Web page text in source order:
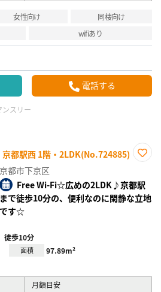
女性向け
同棲向け
wifiあり
電話する
スリー
都駅西 1階・2LDK(No.724885)
り登
録
京都市下京区
Free Wi-Fi☆広めの2LDK♪京都駅
まで徒歩10分の、便利なのに閑静な立地
です☆
徒歩10分
面積 97.89m²
月額目安